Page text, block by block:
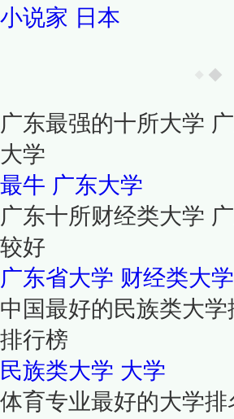
小说家 日本
广东最强的十所大学
大学
最牛 广东大学
广东十所财经类大学
较好
广东省大学 财经类大学
中国最好的民族类大
排行榜
民族类大学 大学
体育专业最好的大学